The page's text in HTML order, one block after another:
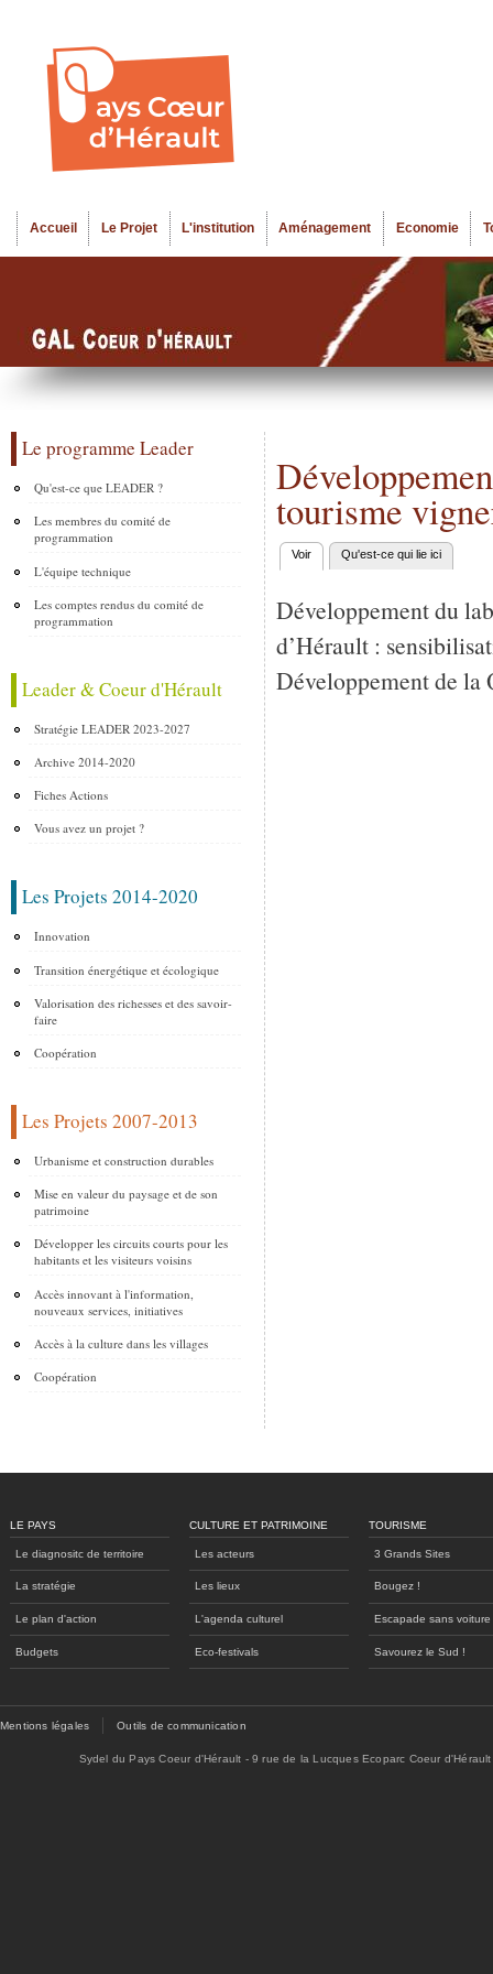
Menu principal
Accueil Le Projet L'institution Aménagement Economie
Le programme Leader
Qu'est-ce que LEADER ?
Les membres du comité de
programmation
L'équipe technique
Les comptes rendus du comité de
programmation
Leader & Coeur d'Hérault
Stratégie LEADER 2023-2027
Archive 2014-2020
Fiches Actions
Vous avez un projet ?
Les Projets 2014-2020
Innovation
Transition énergétique et écologique
Valorisation des richesses et des savoir-
faire
Coopération
Les Projets 2007-2013
Urbanisme et construction durables
Mise en valeur du paysage et de son
patrimoine
Développer les circuits courts pour les
habitants et les visiteurs voisins
Accès innovant à l'information,
nouveaux services, initiatives
Accès à la culture dans les villages
Coopération
tourisme
Onglets principaux
Voir (onglet actif)
Qu'est-ce qui lie ici
Développement du
d’Hérault :
Développement de
LE PAYS
Le diagnositc de territoire
La stratégie
Le plan d'action
Budgets
CULTURE ET PATRIMOINE
Les acteurs
Les lieux
L'agenda culturel
Eco-festivals
TOURISME
3 Grands Sites
Bougez !
Escapade sans voiture
Savourez le Sud !
Mentions légales Outils de communication
Sydel du Pays Coeur d'Hérault - 9 rue de la Lucques Ecoparc Coeur